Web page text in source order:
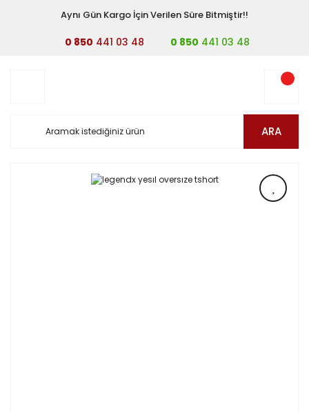
Aynı Gün Kargo İçin Verilen Süre Bitmiştir!!
0 850 441 03 48 0 850 441 03 48
ARA